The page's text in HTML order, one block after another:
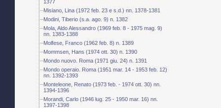
1377
Misiano, Lina (1972 feb. 23 e s.d.) nn. 1378-1381
Modini, Tiberio (s.a. ago. 9) n. 1382
Mola, Aldo Alessandro (1969 feb. 8 - 1975 mag. 9)
nn. 1383-1388
Molfese, Franco (1962 feb. 8) n. 1389
Mommsen, Hans (1974 ott. 30) n. 1390
Mondo nuovo. Roma (1971 giu. 24) n. 1391
Mondo operaio. Roma (1951 mar. 14 - 1953 feb. 12)
nn. 1392-1393
Monteleone, Renato (1973 feb. - 1974 ott. 30) nn.
1394-1396
Morandi, Carlo (1946 lug. 25 - 1950 mar. 16) nn.
1397-1398